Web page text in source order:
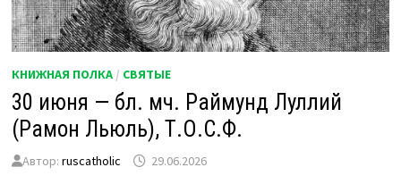
КНИЖНАЯ ПОЛКА / СВЯТЫЕ
30 июня — бл. мч. Раймунд Луллий
(Рамон Льюль), Т.О.С.Ф.
Автор:ruscatholic 29.06.2026